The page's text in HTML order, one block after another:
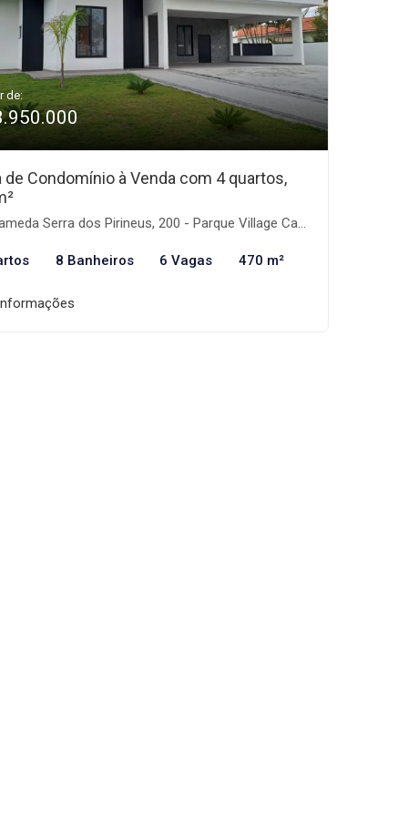
de:
de Condomínio à Venda com 4 quartos,
Serra dos Pirineus, 200 - Parque Village Castelo, Itu-SP
8 Banheiros 6 Vagas 470 m²